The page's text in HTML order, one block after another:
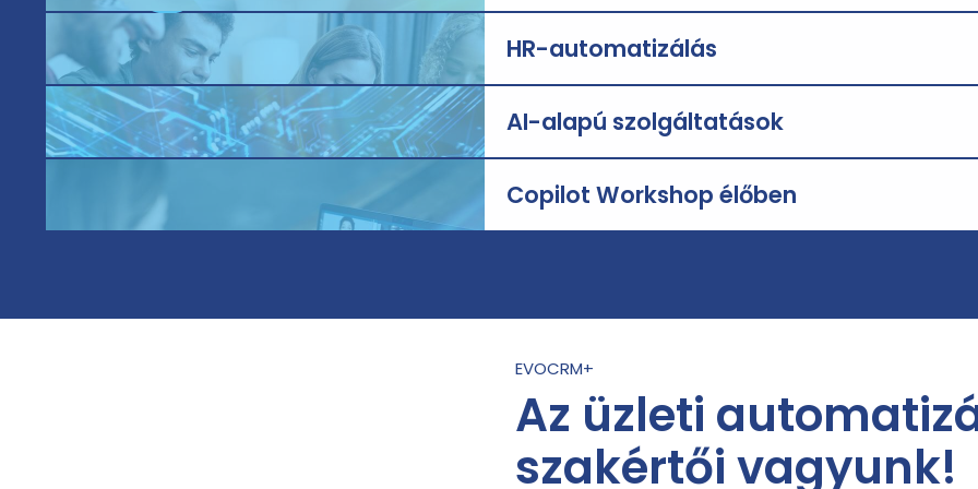
HR-automatizálás
AI-alapú szolgáltatások
Copilot Workshop élőben
EVOCRM+
Az üzleti
szakértői vagyunk!